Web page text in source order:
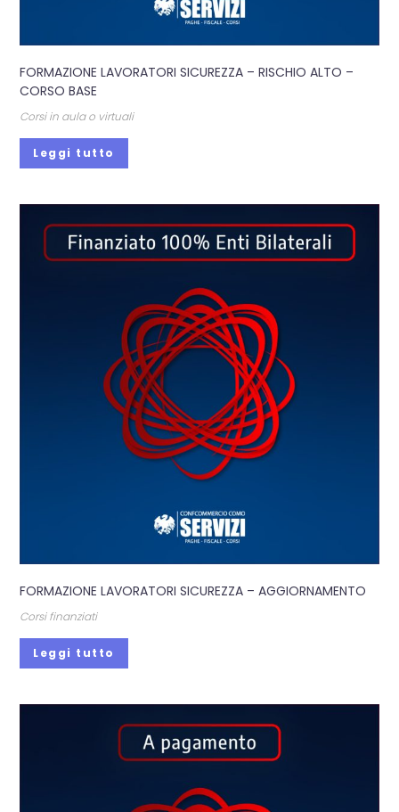
FORMAZIONE LAVORATORI SICUREZZA – RISCHIO ALTO –
CORSO BASE
Corsi in aula o virtuali
Leggi tutto
FORMAZIONE LAVORATORI SICUREZZA – AGGIORNAMENTO
Corsi finanziati
Leggi tutto